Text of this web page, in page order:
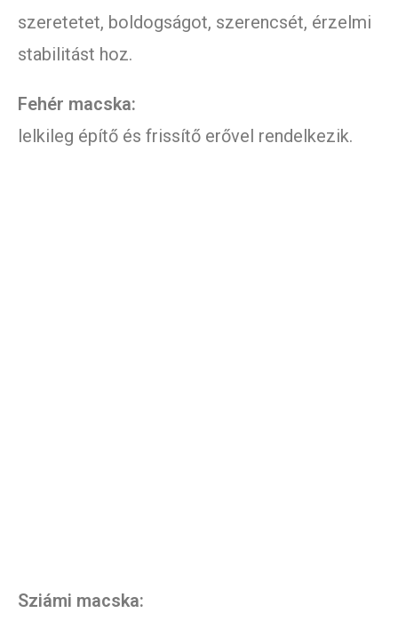
szeretetet, boldogságot, szerencsét, érzelmi
stabilitást hoz.
Fehér macska:
lelkileg építő és frissítő erővel rendelkezik.
Sziámi macska: